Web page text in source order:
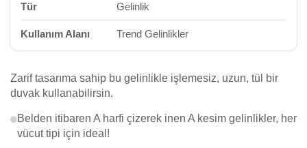
Tür Gelinlik
Kullanım Alanı Trend Gelinlikler
Zarif tasarıma sahip bu gelinlikle işlemesiz, uzun, tül bir
duvak kullanabilirsin.
Belden itibaren A harfi çizerek inen A kesim gelinlikler, her
vücut tipi için ideal!